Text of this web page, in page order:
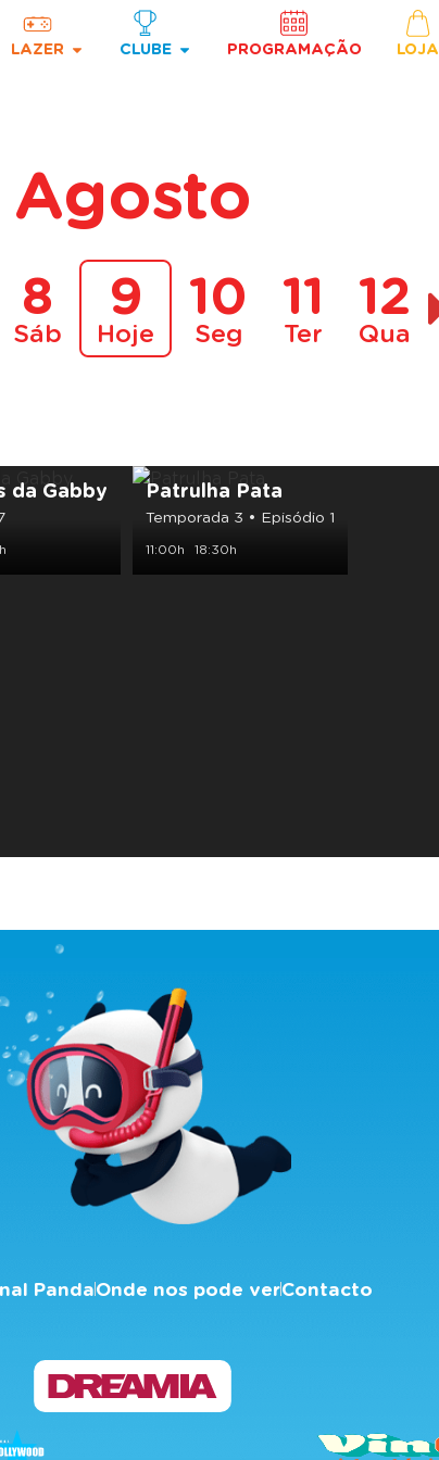
LAZER CLUBE PROGRAMAÇÃO LOJA
Agosto
8
Sáb
9
Hoje
10
Seg
11
Ter
12
Qua
da Gabby Patrulha Pata
Temporada 3 • Episódio 1
11:00h 18:30h
PandaOnde nos pode verContacto